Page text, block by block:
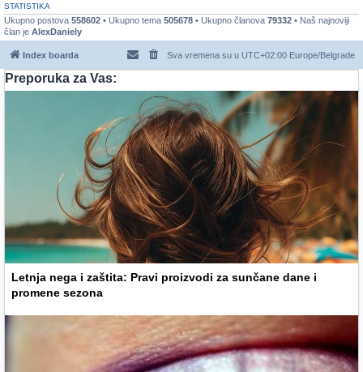
STATISTIKA
Ukupno postova 558602 • Ukupno tema 505678 • Ukupno članova 79332 • Naš najnoviji
član je AlexDaniely
Index boarda Sva vremena su u UTC+02:00 Europe/Belgrade
Preporuka za Vas:
Letnja nega i zaštita: Pravi proizvodi za sunčane dane i
promene sezona